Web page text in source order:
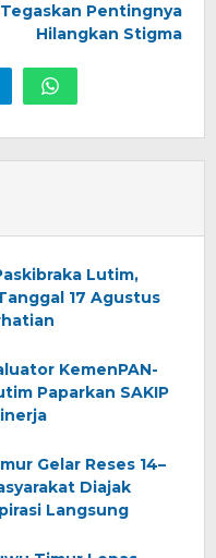
Tegaskan Pentingnya
Hilangkan Stigma
Lutim,
17 Agustus
KemenPAN-
Paparkan SAKIP
Gelar Reses 14–
Diajak
Langsung